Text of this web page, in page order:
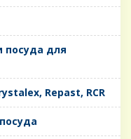
посуда для
Repast, RCR